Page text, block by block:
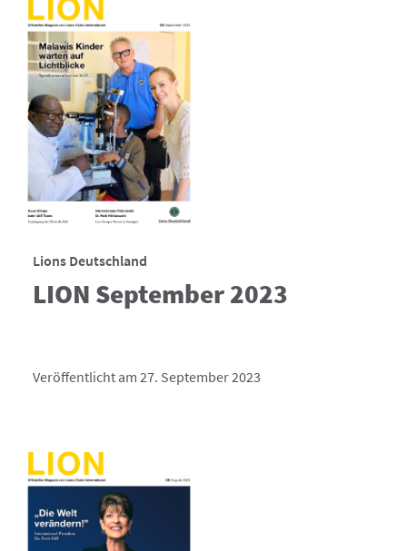
Lions Deutschland
LION September 2023
Veröffentlicht am 27. September 2023